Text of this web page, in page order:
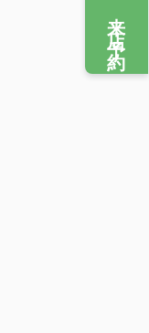
来店予約